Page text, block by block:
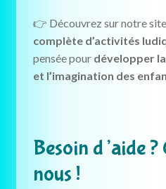
👉 Découvrez sur notre
complète d’activités
pensée pour développer
et l’imagination des
Besoin d’aide
nous !